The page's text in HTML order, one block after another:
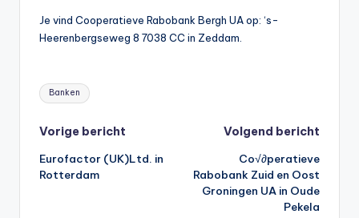
Je vind Cooperatieve Rabobank Bergh UA op: ‘s-
Heerenbergseweg 8 7038 CC in Zeddam.
Tags:
Banken
Bericht
navigatie
Vorige bericht
Eurofactor (UK)Ltd. in
Rotterdam
Volgend bericht
Co√∂peratieve
Rabobank Zuid en Oost
Groningen UA in Oude
Pekela